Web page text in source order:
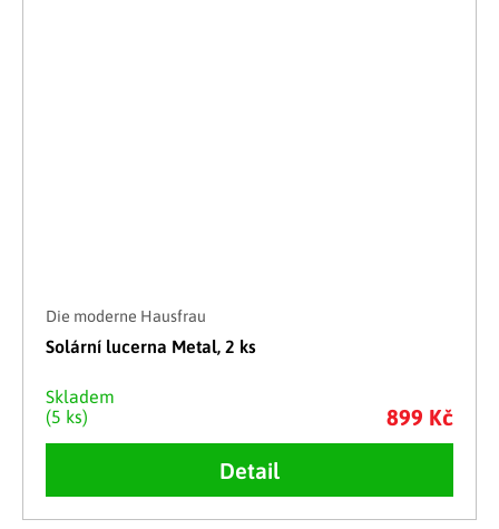
Die moderne Hausfrau
Solární lucerna Metal, 2 ks
Skladem
(5 ks)
899 Kč
Detail